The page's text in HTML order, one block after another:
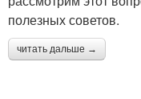
полезных советов.
читать дальше →